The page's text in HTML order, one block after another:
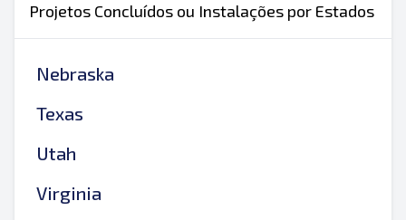
Projetos Concluídos ou Instalações por Estados
Nebraska
Texas
Utah
Virginia